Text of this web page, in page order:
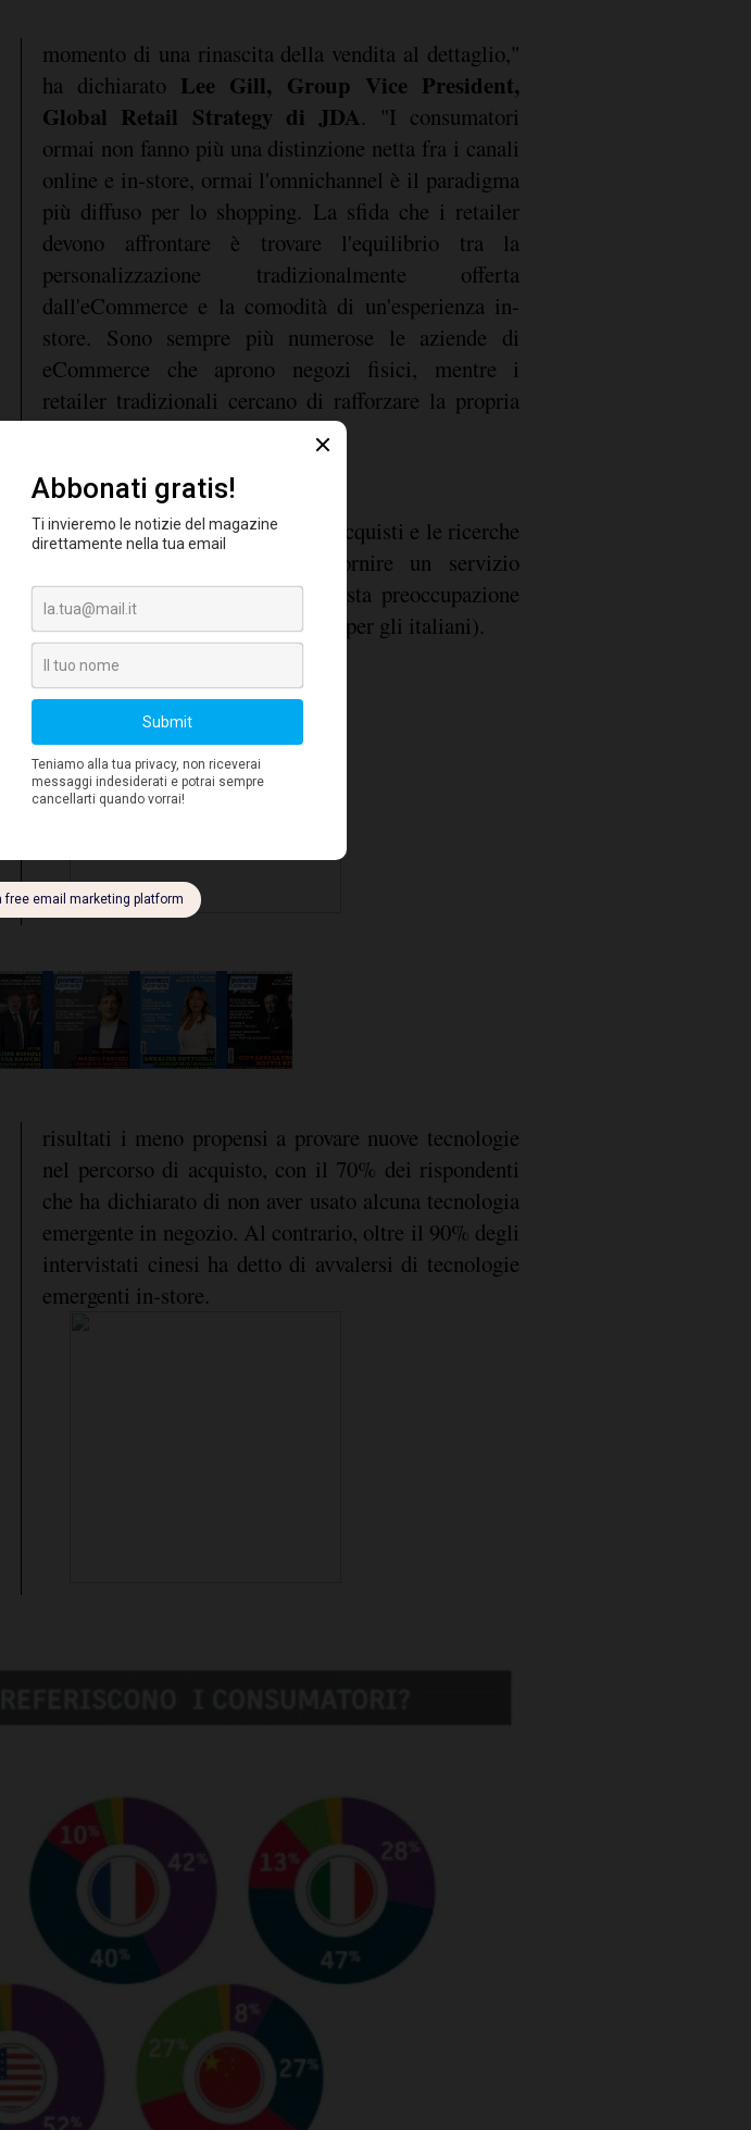
momento di una rinascita della vendita al dettaglio,"
ha dichiarato Lee Gill, Group Vice President,
Global Retail Strategy di JDA. "I consumatori
ormai non fanno più una distinzione netta fra i canali
online e in-store, ormai l'omnichannel è il paradigma
più diffuso per lo shopping. La sfida che i retailer
devono affrontare è trovare l'equilibrio tra la
personalizzazione tradizionalmente offerta
dall'eCommerce e la comodità di un'esperienza in-
store. Sono sempre più numerose le aziende di
eCommerce che aprono negozi fisici, mentre i
retailer tradizionali cercano di rafforzare la propria
online e in-store, ad esempio gli acquisti e le ricerche
online, venga utilizzata per fornire un servizio
migliore e più personalizzato desta preoccupazione
per il 75% degli intervistati (77% per gli italiani).
risultati i meno propensi a provare nuove tecnologie
nel percorso di acquisto, con il 70% dei rispondenti
che ha dichiarato di non aver usato alcuna tecnologia
emergenti in-store.